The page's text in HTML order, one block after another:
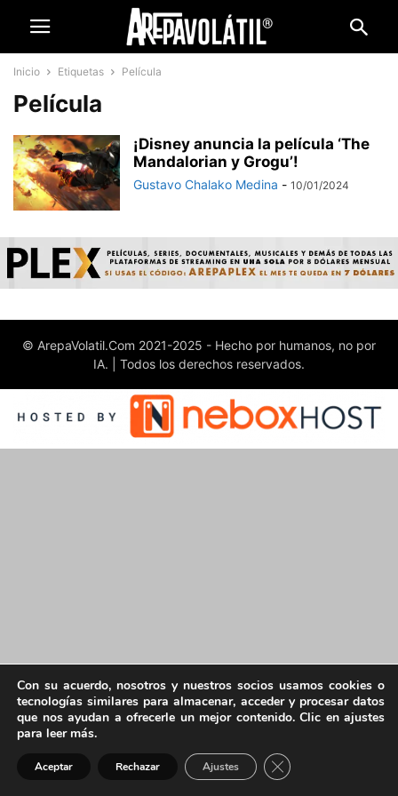
Inicio Etiquetas Película
Película
¡Disney anuncia la película ‘The
Mandalorian y Grogu’!
Gustavo Chalako Medina - 10/01/2024
© ArepaVolatil.Com 2021-2025 - Hecho por humanos, no por
IA. | Todos los derechos reservados.
Con su acuerdo, nosotros y nuestros socios usamos cookies o
tecnologías similares para almacenar, acceder y procesar datos
que nos ayudan a ofrecerle un mejor contenido. Clic en ajustes
para leer más.
Aceptar Rechazar Ajustes Cerrar el banner de